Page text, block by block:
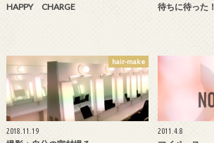
HAPPY CHARGE 待ちに待った！
hair-make
2018.11.19 2011.4.8